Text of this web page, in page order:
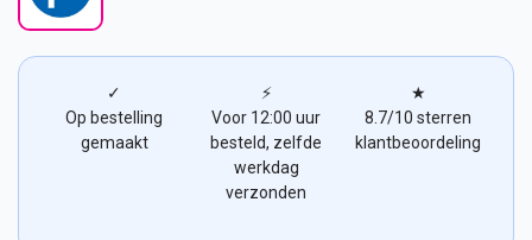
✓
Op bestelling
gemaakt
⚡
Voor 12:00 uur
besteld, zelfde
werkdag
verzonden
★
8.7/10 sterren
klantbeoordeling